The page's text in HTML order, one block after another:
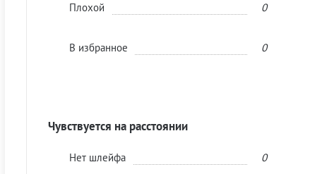
Плохой 0
В избранное 0
Чувствуется на расстоянии
Нет шлейфа 0